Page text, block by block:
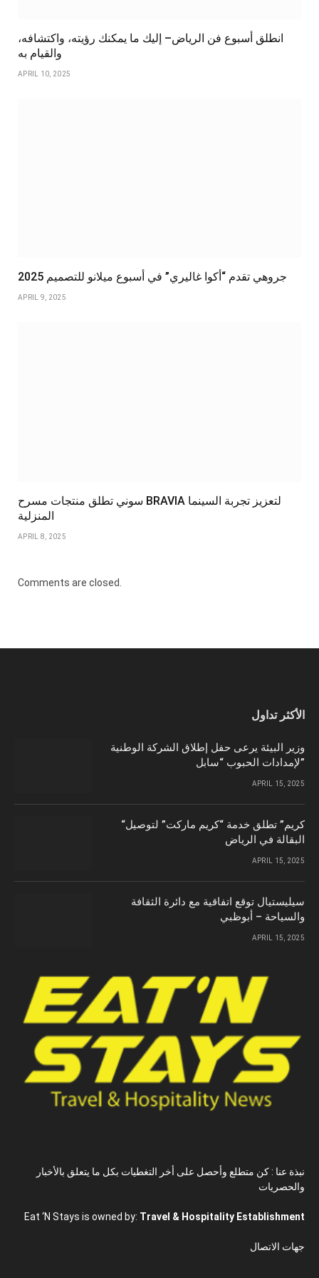
انطلق أسبوع فن الرياض– إليك ما يمكنك رؤيته، واكتشافه،
والقيام به
APRIL 10, 2025
جروهي تقدم “أكوا غاليري” في أسبوع ميلانو للتصميم 2025
APRIL 9, 2025
سوني تطلق منتجات مسرح BRAVIA لتعزيز تجربة السينما
المنزلية
APRIL 8, 2025
Comments are closed.
الأكثر تداول
وزير البيئة يرعى حفل إطلاق الشركة الوطنية
لإمدادات الحبوب “سابل”
APRIL 15, 2025
“كريم” تطلق خدمة “كريم ماركت” لتوصيل
البقالة في الرياض
APRIL 15, 2025
سيليستيال توقع اتفاقية مع دائرة الثقافة
والسياحة – أبوظبي
APRIL 15, 2025
نبذة عنا : كن متطلع وأحصل على أخر التغطيات بكل ما يتعلق بالأخبار
والحصريات
Eat ‘N Stays is owned by: Travel & Hospitality Establishment
جهات الاتصال